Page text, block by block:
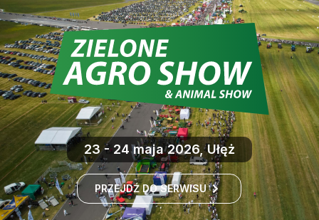
23 - 24 maja 2026, Ułęż
PRZEJDŹ DO SERWISU